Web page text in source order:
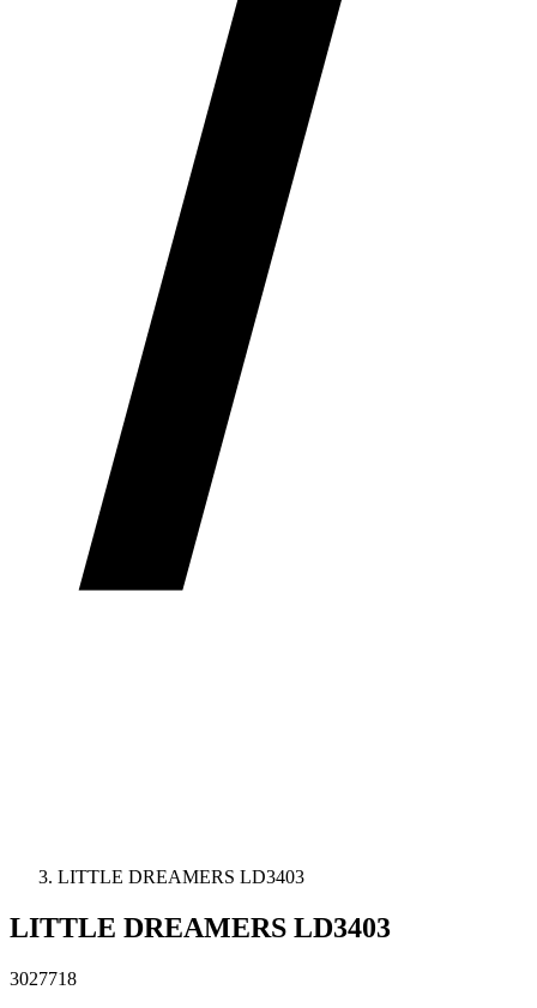
LITTLE DREAMERS LD3403
LITTLE DREAMERS LD3403
3027718